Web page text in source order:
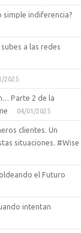
simple indiferencia?
a las redes
2025
Parte 2 de la
04/01/2025
clientes. Un
situaciones. #Wise
el Futuro
intentan